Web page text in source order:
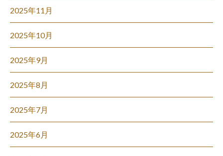
2025年11月
2025年10月
2025年9月
2025年8月
2025年7月
2025年6月